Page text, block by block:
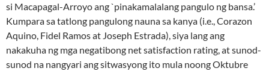
si Macapagal-Arroyo ang `pinakamalalang pangulo ng bansa.’
Kumpara sa tatlong pangulong nauna sa kanya (i.e., Corazon
Aquino, Fidel Ramos at Joseph Estrada), siya lang ang
nakakuha ng mga negatibong net satisfaction rating, at sunod-
sunod na nangyari ang sitwasyong ito mula noong Oktubre